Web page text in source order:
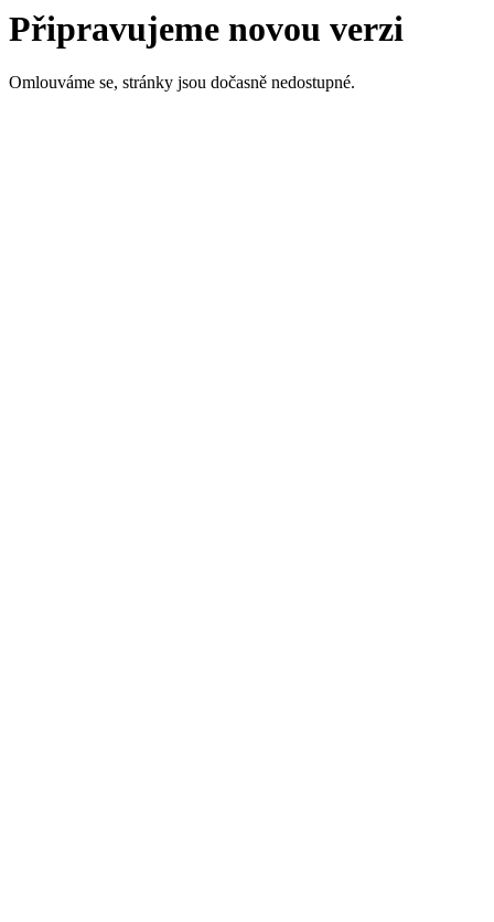
Připravujeme novou verzi
Omlouváme se, stránky jsou dočasně nedostupné.